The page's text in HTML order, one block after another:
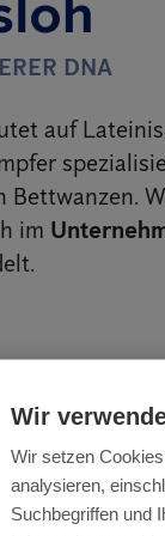
DNA
auf
Bettwanzen.
im
um
Wir
Wir setzen
analysieren,
Suchbegriffen und